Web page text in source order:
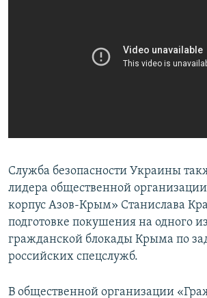
Служба безопасности Украины
лидера общественной
корпус Азов-Крым» Станислава
подготовке покушения на одного
гражданской блокады Крыма по
российских спецслужб.
В общественной организации